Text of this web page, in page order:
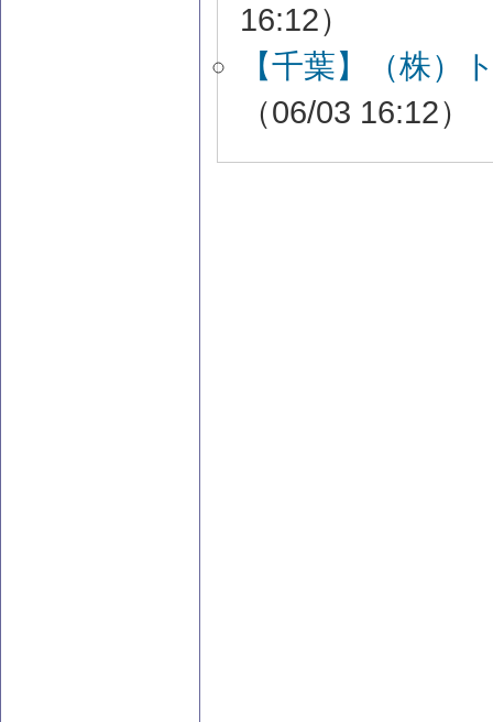
16:12）
【千葉】（株）
（06/03 16:12）